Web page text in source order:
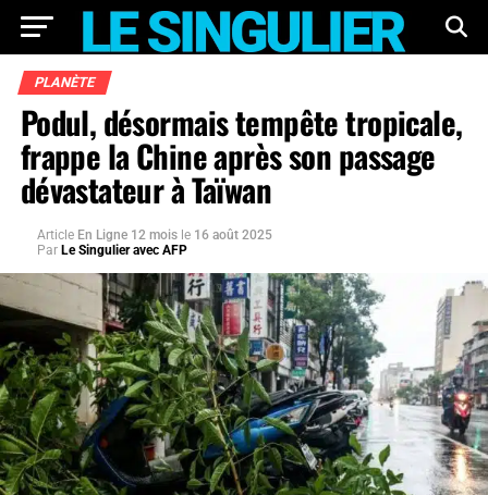
PLANÈTE
Podul, désormais tempête tropicale,
frappe la Chine après son passage
dévastateur à Taïwan
Article En Ligne 12 mois le 16 août 2025
Par Le Singulier avec AFP